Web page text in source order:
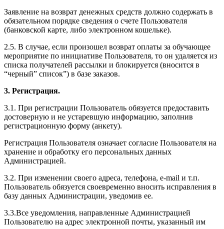
Заявление на возврат денежных средств должно содержать в
обязательном порядке сведения о счете Пользователя
(банковской карте, либо электронном кошельке).
2.5. В случае, если произошел возврат оплаты за обучающее
мероприятие по инициативе Пользователя, то он удаляется из
списка получателей рассылки и блокируется (вносится в
“черный” список”) в базе заказов.
3. Регистрация.
3.1. При регистрации Пользователь обязуется предоставить
достоверную и не устаревшую информацию, заполнив
регистрационную форму (анкету).
Регистрация Пользователя означает согласие Пользователя на
хранение и обработку его персональных данных
Администрацией.
3.2. При изменении своего адреса, телефона, e-mail и т.п.
Пользователь обязуется своевременно вносить исправления в
базу данных Администрации, уведомив ее.
3.3.Все уведомления, направленные Администрацией
Пользователю на адрес электронной почты, указанный им